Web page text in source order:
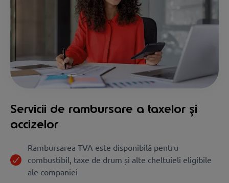
Servicii de rambursare a taxelor și
accizelor
Rambursarea TVA este disponibilă pentru
combustibil, taxe de drum și alte cheltuieli eligibile
ale companiei